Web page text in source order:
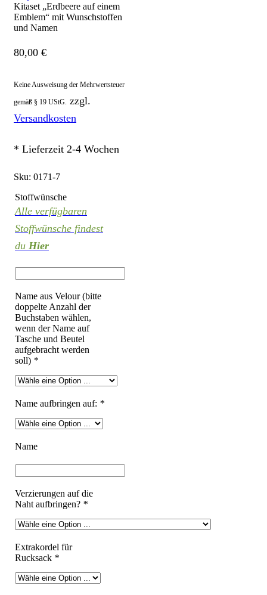
Kitaset „Erdbeere auf einem
Emblem“ mit Wunschstoffen
und Namen
80,00 €
Keine Ausweisung der Mehrwertsteuer
gemäß § 19 UStG. zzgl.
Versandkosten
* Lieferzeit 2-4 Wochen
Sku: 0171-7
Stoffwünsche
Alle verfügbaren
Stoffwünsche findest
du Hier
Name aus Velour (bitte
doppelte Anzahl der
Buchstaben wählen,
wenn der Name auf
Tasche und Beutel
aufgebracht werden
soll) *
Name aufbringen auf: *
Name
Verzierungen auf die
Naht aufbringen? *
Extrakordel für
Rucksack *